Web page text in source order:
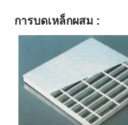
การบดเหล็กผสม :